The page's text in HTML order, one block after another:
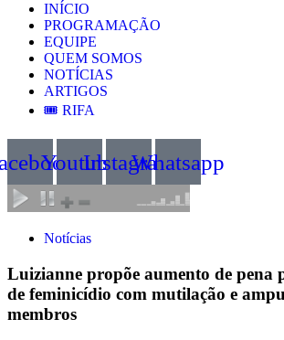
INÍCIO
PROGRAMAÇÃO
EQUIPE
QUEM SOMOS
NOTÍCIAS
ARTIGOS
🎟️ RIFA
YoutubeInstagramWhatsapp
Notícias
Luizianne propõe aumento de pena
de feminicídio com mutilação e
membros